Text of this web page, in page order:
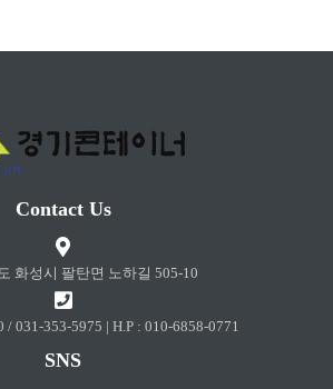
Contact Us
화성시 팔탄면 노하길 505-10
/ 031-353-5975 | H.P : 010-6858-0771
SNS